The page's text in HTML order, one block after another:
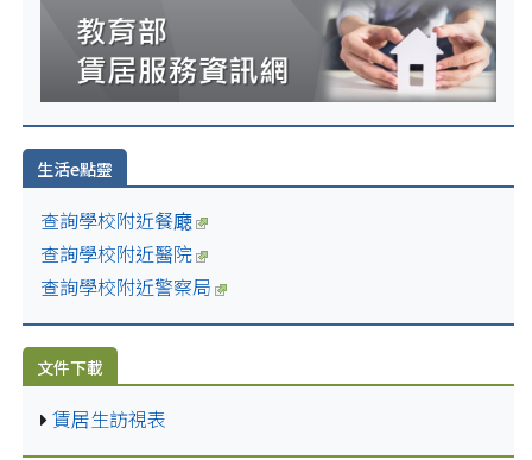
生活e點靈
查詢學校附近餐廰
查詢學校附近醫院
查詢學校附近警察局
文件下載
賃居生訪視表